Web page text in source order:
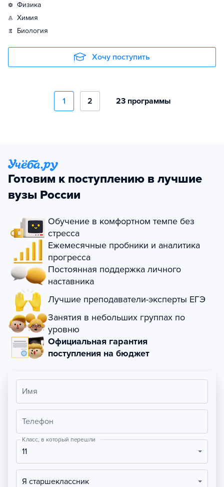
физика
химия
биология
Хочу поступить
1 2 23 программы
Готовим к поступлению в лучшие
вузы России
Обучение в комфортном темпе без
стресса
Ежемесячные пробники и аналитика
прогресса
Постоянная поддержка личного
наставника
Лучшие преподаватели-эксперты ЕГЭ
Занятия в небольших группах по
уровню
Официальная гарантия
поступления на бюджет
Имя
Телефон
Класс, в который перешли
11
Я старшеклассник